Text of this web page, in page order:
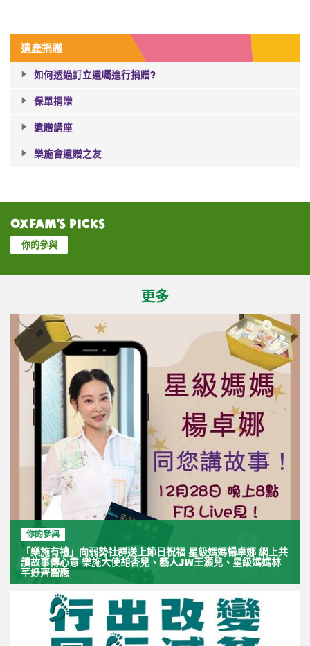
遺產捐贈
如何透過訂立遺囑進行捐贈?
保單捐贈
遺贈講座
樂施會遺贈之友
Oxfam’s Picks
你的參與
更多
你的參與
「樂施有禮」向弱勢社群送上節日祝福 星級媽媽楊卓娜 網上共
讀故事傳心意 樂施大使胡杏兒、藝人JW王灝兒、星級媽媽林
芊妤齊嚮應